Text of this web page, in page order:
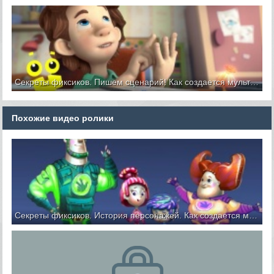
фиксиками
Поем вместе с Фиксиками караоке фиксипелки на
английском языке!
Секреты фиксиков. Пишем сценарий! Как создается мультфильм (3)
Похожие видео ролики
Секреты фиксиков. История персонажей. Как создается мультфильм (1)